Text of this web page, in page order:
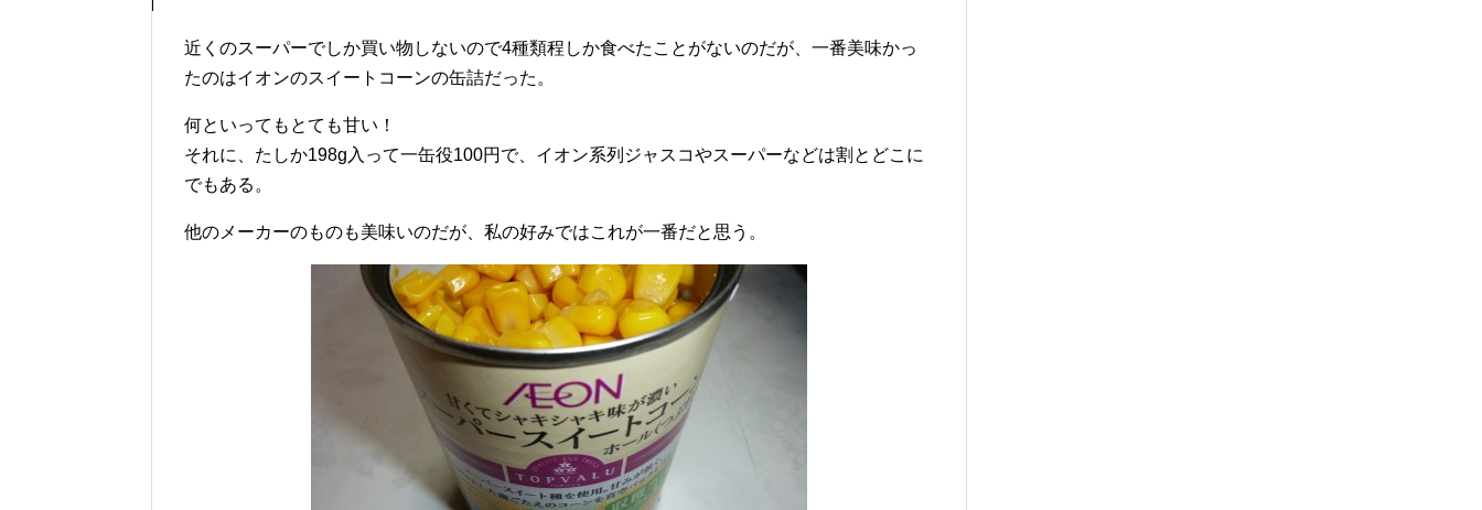
近くのスーパーでしか買い物しないので4種類程しか食べたことがないのだが、一番美味かっ
たのはイオンのスイートコーンの缶詰だった。
何といってもとても甘い！
それに、たしか198g入って一缶役100円で、イオン系列ジャスコやスーパーなどは割とどこに
でもある。
他のメーカーのものも美味いのだが、私の好みではこれが一番だと思う。